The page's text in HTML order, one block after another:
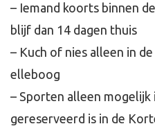
– Iemand koorts binnen
blijf dan 14 dagen thuis
– Kuch of nies alleen in
elleboog
– Sporten alleen mogelijk
gereserveerd is in de